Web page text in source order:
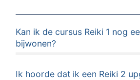
Kan ik de cursus Reiki 1 nog
bijwonen?
Ik hoorde dat ik een Reiki 2